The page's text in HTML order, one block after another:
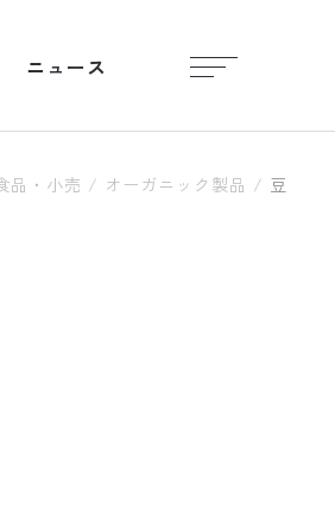
ニュース
品・小売 / オーガニック製品 / 豆